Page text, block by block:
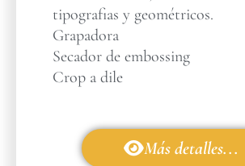
tipografias y geométricos.
Grapadora
Secador de embossing
Crop a dile
Más detalles...